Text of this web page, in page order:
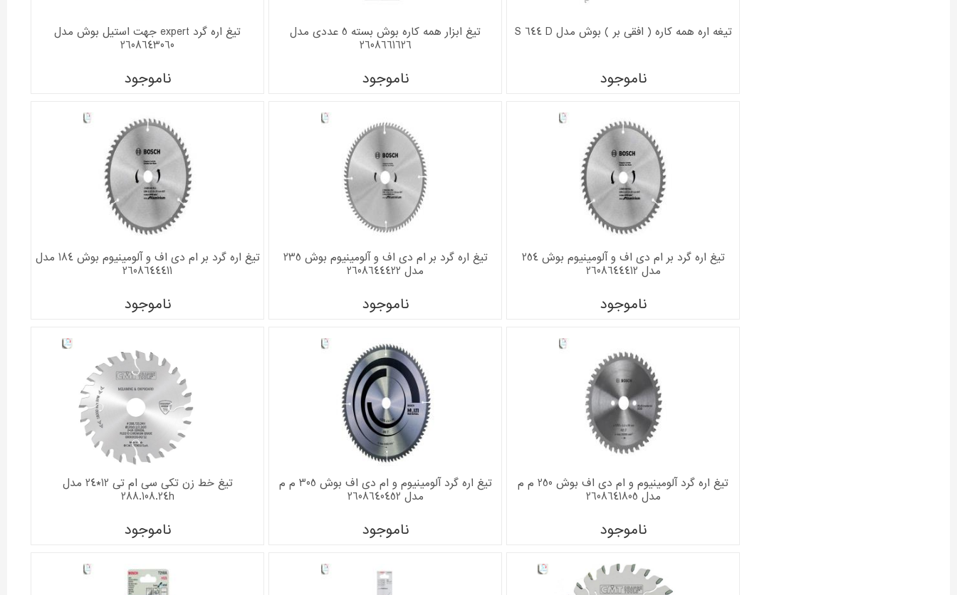
تیغه اره همه کاره ( افقی بر ) بوش مدل S 644 D
ناموجود
تیغ ابزار همه کاره بوش بسته 5 عددی مدل
2608661626
ناموجود
تیغ اره گرد expert جهت استیل بوش مدل
2608643060
ناموجود
تیغ اره گرد بر ام دی اف و آلومینیوم بوش 254
مدل 2608644412
ناموجود
تیغ اره گرد بر ام دی اف و آلومینیوم بوش 235
مدل 2608644422
ناموجود
تیغ اره گرد بر ام دی اف و آلومینیوم بوش 184 مدل
2608644411
ناموجود
تیغ اره گرد آلومینیوم و ام دی اف بوش 250 م م
مدل 2608641805
ناموجود
تیغ اره گرد آلومینیوم و ام دی اف بوش 305 م م
مدل 2608640452
ناموجود
تیغ خط زن تکی سی ام تی 12*24 مدل
288.108.24h
ناموجود